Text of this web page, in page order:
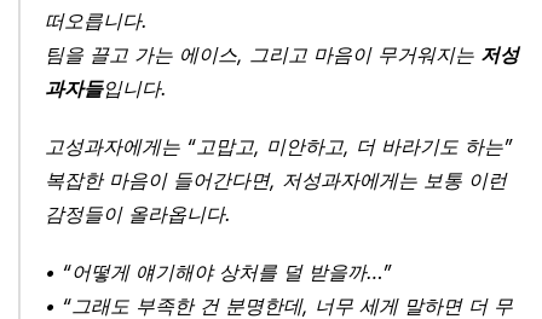
떠오릅니다.
팀을 끌고 가는 에이스, 그리고 마음이 무거워지는 저성
과자들입니다.
고성과자에게는 “고맙고, 미안하고, 더 바라기도 하는”
복잡한 마음이 들어간다면, 저성과자에게는 보통 이런
감정들이 올라옵니다.
• “어떻게 얘기해야 상처를 덜 받을까…”
• “그래도 부족한 건 분명한데, 너무 세게 말하면 더 무